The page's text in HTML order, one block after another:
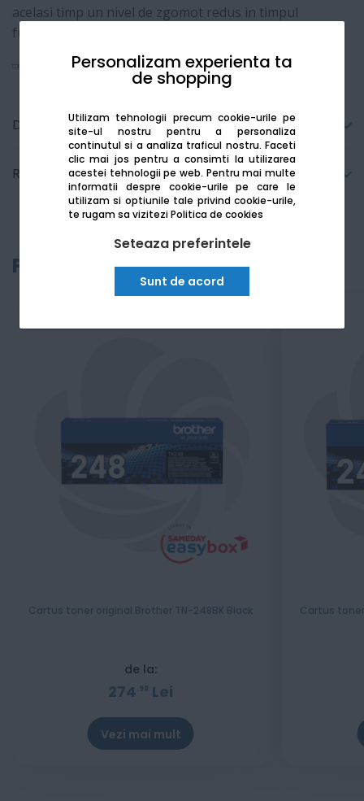
Personalizam experienta ta
de shopping
Utilizam tehnologii precum cookie-urile pe
site-ul nostru pentru a personaliza
continutul si a analiza traficul nostru. Faceti
clic mai jos pentru a consimti la utilizarea
acestei tehnologii pe web. Pentru mai multe
informatii despre cookie-urile pe care le
utilizam si optiunile tale privind cookie-urile,
te rugam sa viziteziPolitica de cookies
Seteaza preferintele
Sunt de acord
acelasi timp un nivel de zgomot redus in timpul
functionarii.
Vezi mai mult
Detalii tehnice
Recenzii
Produse recomandate
Cartus toner original Brother TN-248BK Black
de la:
274 98 Lei
Vezi mai mult
Cartus